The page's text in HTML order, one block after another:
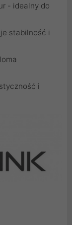
- idealny do
stabilność i
i